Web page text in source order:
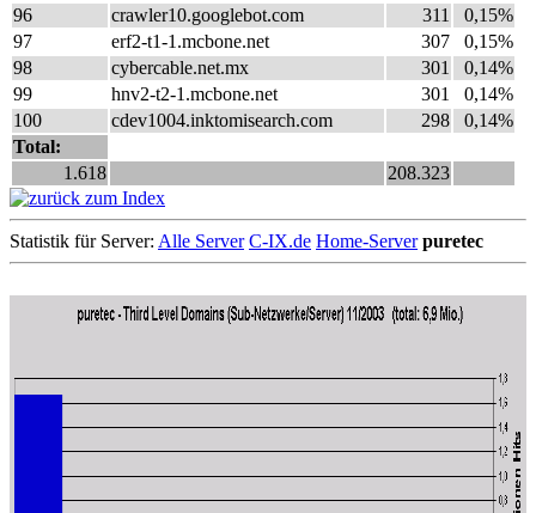
96
crawler10.googlebot.com 311
0,15%
97
erf2-t1-1.mcbone.net 307
0,15%
98
cybercable.net.mx 301
0,14%
99
hnv2-t2-1.mcbone.net 301
0,14%
100
cdev1004.inktomisearch.com 298
0,14%
Total:
1.618
208.323
Statistik für Server: Alle Server C-IX.de Home-Server puretec